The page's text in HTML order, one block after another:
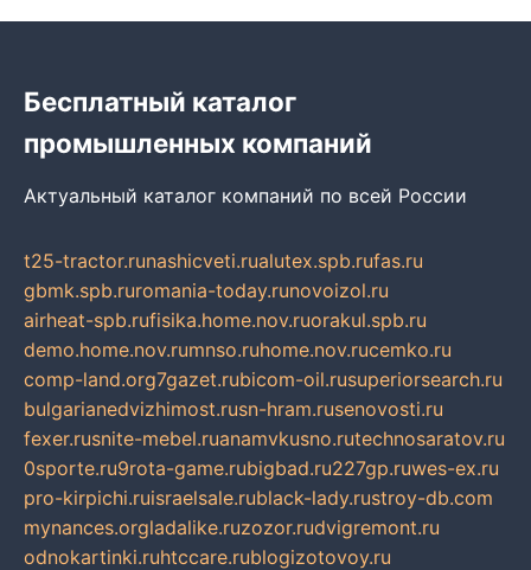
Бесплатный каталог
промышленных компаний
Актуальный каталог компаний по всей России
t25-tractor.runashicveti.rualutex.spb.rufas.ru
gbmk.spb.ruromania-today.runovoizol.ru
airheat-spb.rufisika.home.nov.ruorakul.spb.ru
demo.home.nov.rumnso.ruhome.nov.rucemko.ru
comp-land.org7gazet.rubicom-oil.rusuperiorsearch.ru
bulgarianedvizhimost.rusn-hram.rusenovosti.ru
fexer.rusnite-mebel.ruanamvkusno.rutechnosaratov.ru
0sporte.ru9rota-game.rubigbad.ru227gp.ruwes-ex.ru
pro-kirpichi.ruisraelsale.rublack-lady.rustroy-db.com
mynances.orgladalike.ruzozor.rudvigremont.ru
odnokartinki.ruhtccare.rublogizotovoy.ru